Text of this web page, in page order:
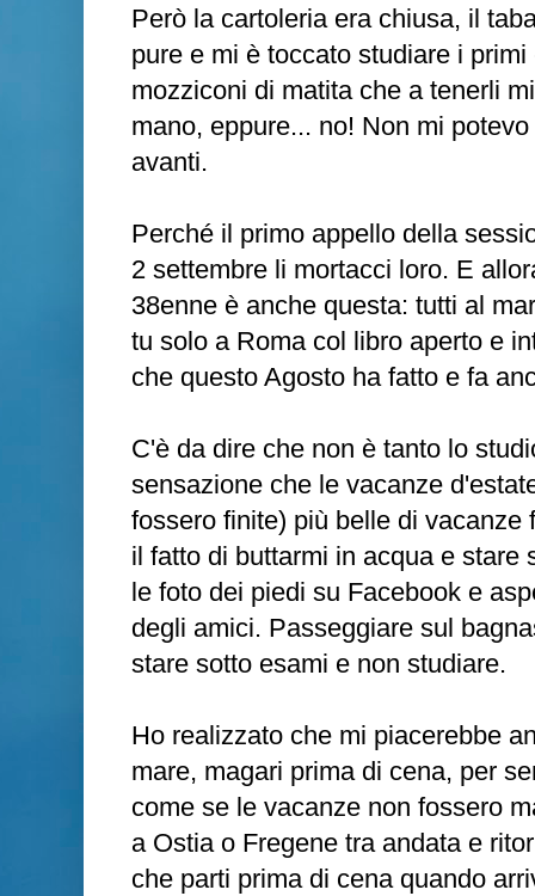
Però la cartoleria era chiusa, il
pure e mi è toccato studiare i
mozziconi di matita che a tenerli
mano, eppure... no! Non mi
avanti.
Perché il primo appello della
2 settembre li mortacci loro. E
38enne è anche questa: tutti al
tu solo a Roma col libro aperto e
che questo Agosto ha fatto e fa
C'è da dire che non è tanto lo
sensazione che le vacanze
fossero finite) più belle di vacanze
il fatto di buttarmi in acqua e stare
le foto dei piedi su Facebook e
degli amici. Passeggiare sul
stare sotto esami e non studiare.
Ho realizzato che mi piacerebbe
mare, magari prima di cena, per
come se le vacanze non fossero
a Ostia o Fregene tra andata e
che parti prima di cena quando